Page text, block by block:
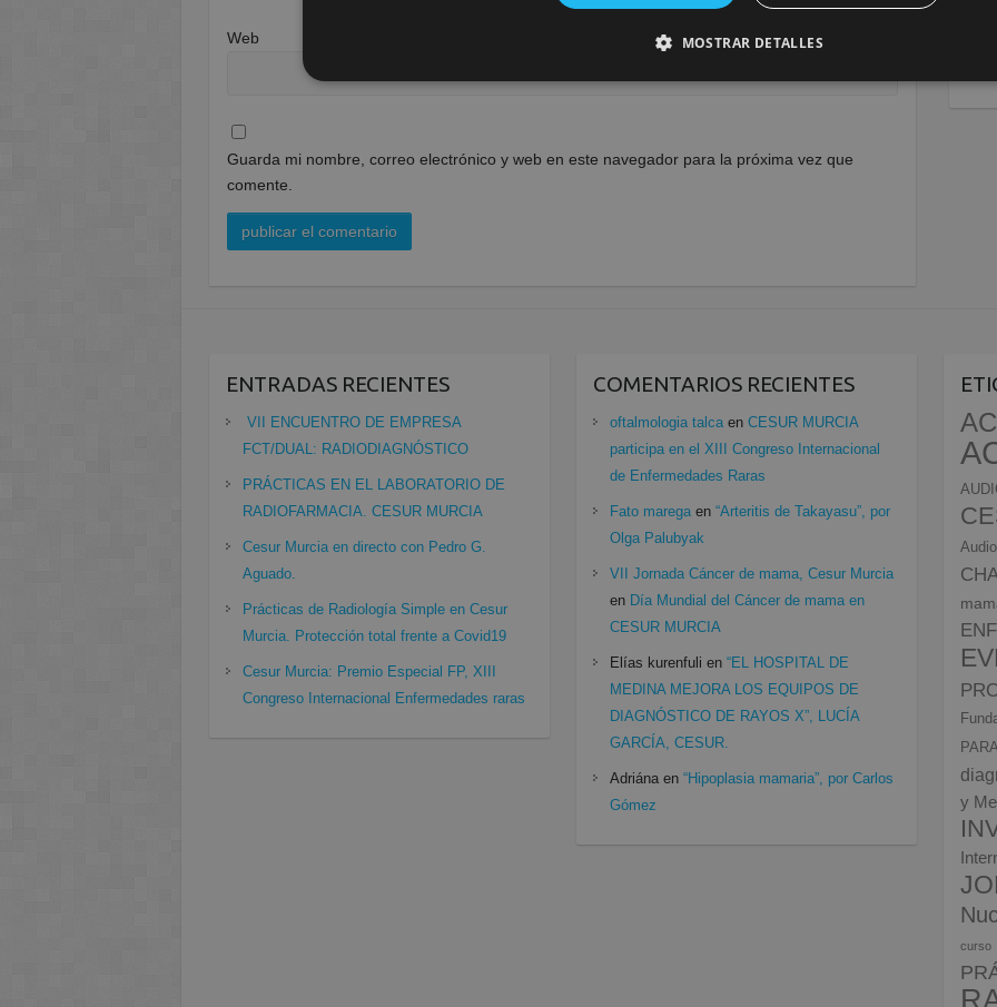
Web
Guarda mi nombre, correo electrónico y web en este navegador para la próxima vez que
comente.
ENTRADAS RECIENTES
VII ENCUENTRO DE EMPRESA
FCT/DUAL: RADIODIAGNÓSTICO
PRÁCTICAS EN EL LABORATORIO DE
RADIOFARMACIA. CESUR MURCIA
Cesur Murcia en directo con Pedro G.
Aguado.
Prácticas de Radiología Simple en Cesur
Murcia. Protección total frente a Covid19
Cesur Murcia: Premio Especial FP, XIII
Congreso Internacional Enfermedades raras
COMENTARIOS RECIENTES
oftalmologia talca enCESUR MURCIA
participa en el XIII Congreso Internacional
de Enfermedades Raras
Fato marega en“Arteritis de Takayasu”, por
Olga Palubyak
VII Jornada Cáncer de mama, Cesur Murcia
en Día Mundial del Cáncer de mama en
CESUR MURCIA
Elías kurenfuli en“EL HOSPITAL DE
MEDINA MEJORA LOS EQUIPOS DE
DIAGNÓSTICO DE RAYOS X”, LUCÍA
GARCÍA, CESUR.
Adriána en“Hipoplasia mamaria”, por Carlos
Gómez
y
curso
MOSTRAR DETALLES